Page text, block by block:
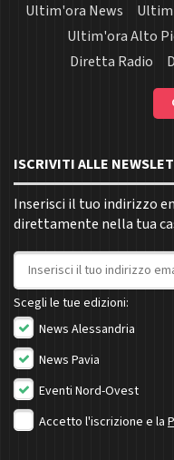
Ultim'ora News
Ultim'ora Alto
Diretta Radio
ISCRIVITI ALLE
Inserisci il tuo indirizzo
direttamente nella tua
Indirizzo email
Scegli le tue edizioni:
News Alessandria
News Pavia
Eventi Nord-Ovest
Accetto l'iscrizione e la